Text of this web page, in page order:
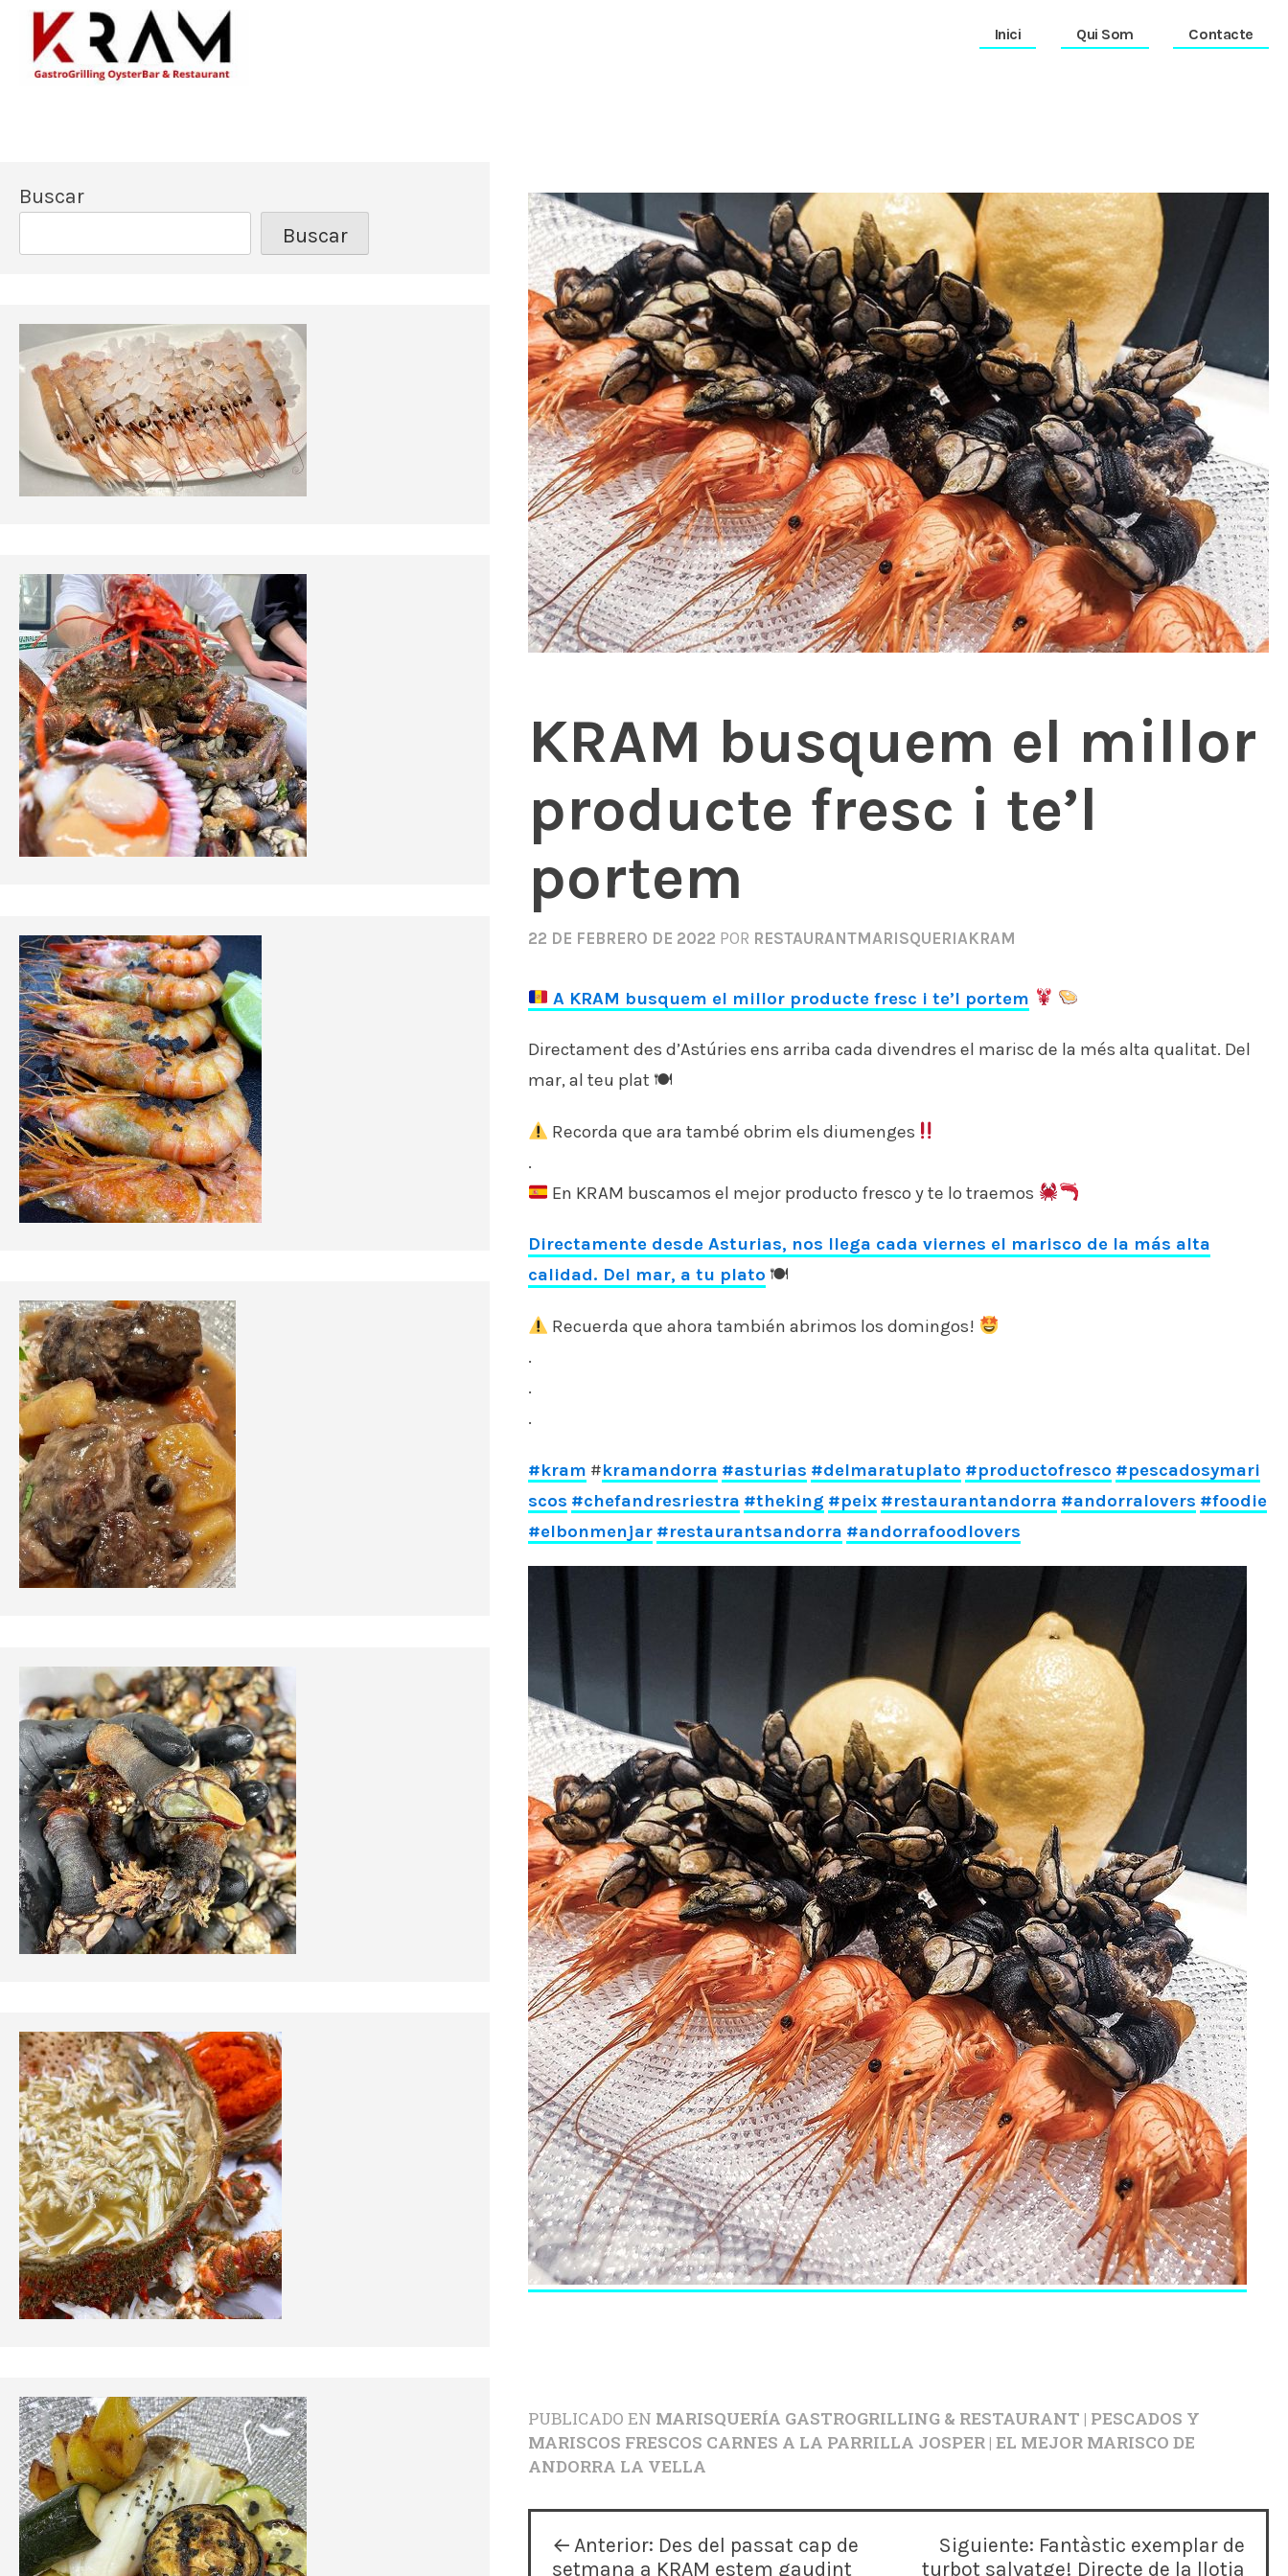
Inici Qui Som Contacte
KRAM busquem el millor
producte fresc i te’l
portem
22 DE FEBRERO DE 2022 POR RESTAURANTMARISQUERIAKRAM
A KRAM busquem el millor producte fresc i te’l portem
Directament des d’Astúries ens arriba cada divendres el marisc de la més alta qualitat. Del
mar, al teu plat 🍽
Recorda que ara també obrim els diumenges
.
En KRAM buscamos el mejor producto fresco y te lo traemos
Directamente desde Asturias, nos llega cada viernes el marisco de la más alta
calidad. Del mar, a tu plato 🍽
Recuerda que ahora también abrimos los domingos!
.
.
.
#kram #kramandorra #asturias #delmaratuplato #productofresco #pescadosymari
scos #chefandresriestra #theking #peix #restaurantandorra #andorralovers #foodie
#elbonmenjar #restaurantsandorra #andorrafoodlovers
PUBLICADO EN MARISQUERÍA GASTROGRILLING & RESTAURANT | PESCADOS Y
MARISCOS FRESCOS CARNES A LA PARRILLA JOSPER | EL MEJOR MARISCO DE
ANDORRA LA VELLA
N Anterior: Des del passat cap de
setmana a KRAM estem gaudint
Siguiente: Fantàstic exemplar de
turbot salvatge! Directe de la llotja
Buscar
Buscar